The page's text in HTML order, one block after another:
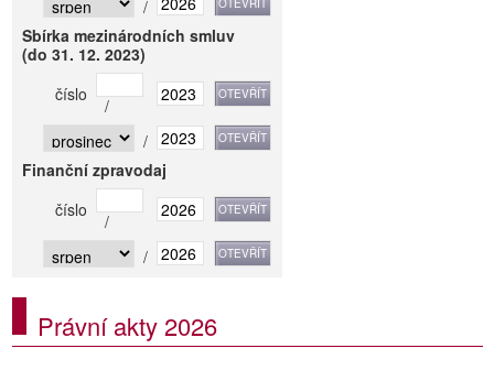
/
Sbírka mezinárodních smluv
(do 31. 12. 2023)
číslo
/
/
Finanční zpravodaj
číslo
/
/
Právní akty 2026